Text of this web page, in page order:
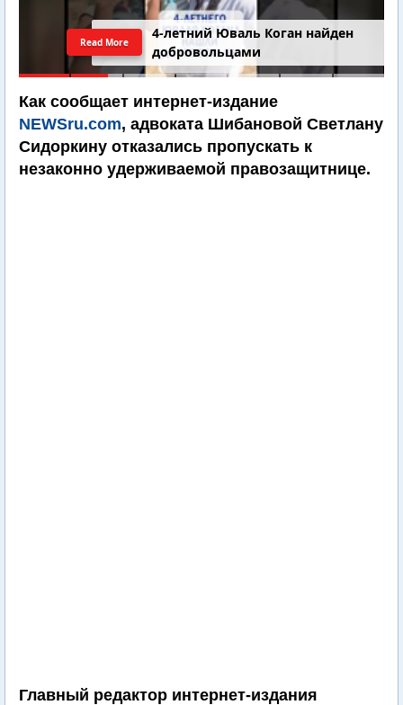
4-летний Юваль Коган найден
добровольцами
Read More
Как сообщает интернет-издание
NEWSru.com, адвоката Шибановой Светлану
Сидоркину отказались пропускать к
незаконно удерживаемой правозащитнице.
Главный редактор интернет-издания